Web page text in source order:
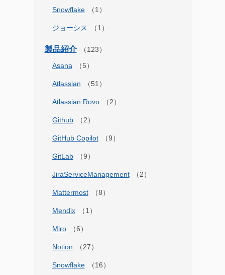
Snowflake
ジョーシス
製品紹介
Asana
Atlassian
Atlassian Rovo
Github
GitHub Copilot
GitLab
JiraServiceManagement
Mattermost
Mendix
Miro
Notion
Snowflake